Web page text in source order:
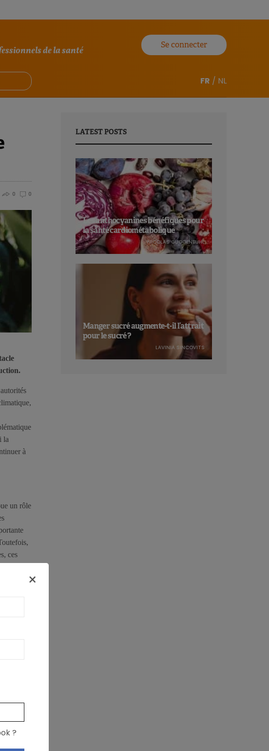
de la santé
Se connecter
FR / NL
0 0
la
à
un rôle
ces
Or,
de la
de
LATEST POSTS
Les anthocyanines bénéfiques pour
la santé cardiométabolique
NICOLAS GUGGENBÜHL
Manger sucré augmente-t-il l’attrait
pour le sucré ?
LAVINIA SINCOVITS
×
?